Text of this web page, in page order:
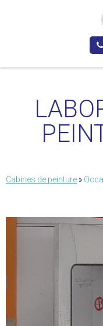
Cabines de peinture »